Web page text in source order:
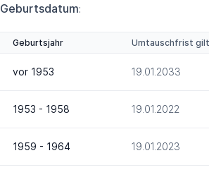
Geburtsdatum:
Geburtsjahr Umtauschfrist
vor 1953 19.01.2033
1953 - 1958 19.01.2022
1959 - 1964 19.01.2023